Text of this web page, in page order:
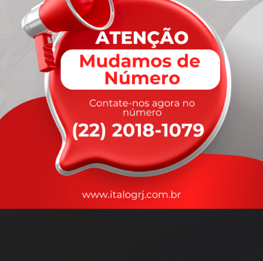
rapidez
que você precisa,
com a qualidade que vocêmerece.
Nossos motoristas são treinados para garantir a máxima
durante o transporte, com rastreamento em tempo real.